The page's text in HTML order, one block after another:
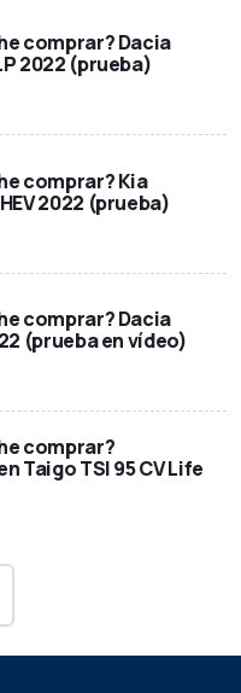
comprar? Dacia
2022 (prueba)
comprar? Kia
2022 (prueba)
comprar? Dacia
(prueba en vídeo)
comprar?
Taigo TSI 95 CV Life